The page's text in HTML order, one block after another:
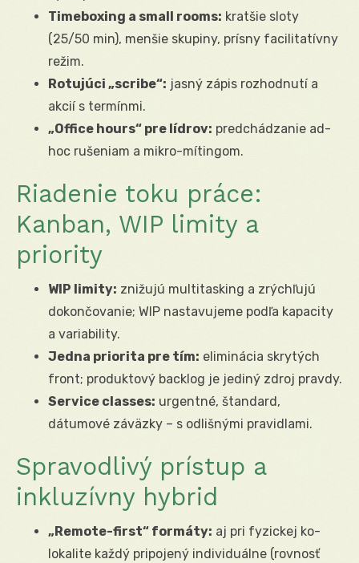
Timeboxing a small rooms: kratšie sloty
(25/50 min), menšie skupiny, prísny facilitatívny
režim.
Rotujúci „scribe“: jasný zápis rozhodnutí a
akcií s termínmi.
„Office hours“ pre lídrov: predchádzanie ad-
hoc rušeniam a mikro-mítingom.
Riadenie toku práce:
Kanban, WIP limity a
priority
WIP limity: znižujú multitasking a zrýchľujú
dokončovanie; WIP nastavujeme podľa kapacity
a variability.
Jedna priorita pre tím: eliminácia skrytých
front; produktový backlog je jediný zdroj pravdy.
Service classes: urgentné, štandard,
dátumové záväzky – s odlišnými pravidlami.
Spravodlivý prístup a
inkluzívny hybrid
„Remote-first“ formáty: aj pri fyzickej ko-
lokalite každý pripojený individuálne (rovnosť